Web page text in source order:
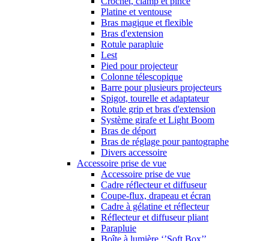
Platine et ventouse
Bras magique et flexible
Bras d'extension
Rotule parapluie
Lest
Pied pour projecteur
Colonne télescopique
Barre pour plusieurs projecteurs
Spigot, tourelle et adaptateur
Rotule grip et bras d'extension
Système girafe et Light Boom
Bras de déport
Bras de réglage pour pantographe
Divers accessoire
Accessoire prise de vue
Accessoire prise de vue
Cadre réflecteur et diffuseur
Coupe-flux, drapeau et écran
Cadre à gélatine et réflecteur
Réflecteur et diffuseur pliant
Parapluie
Boîte à lumière ‘’Soft Box’’